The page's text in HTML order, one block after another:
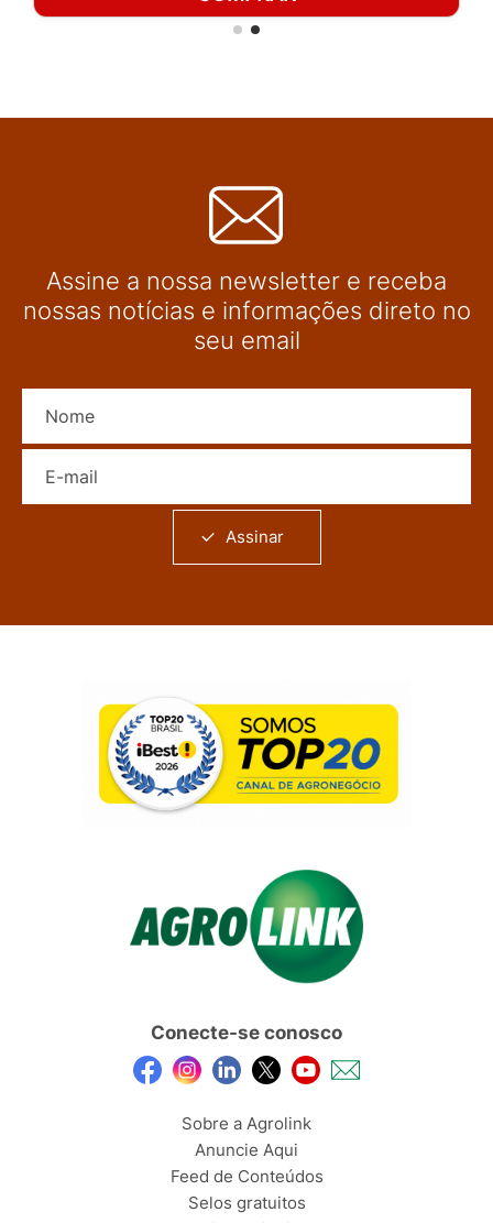
Assine a nossa newsletter e receba
nossas notícias e informações direto no
seu email
Assinar
Conecte-se conosco
Sobre a Agrolink
Anuncie Aqui
Feed de Conteúdos
Selos gratuitos